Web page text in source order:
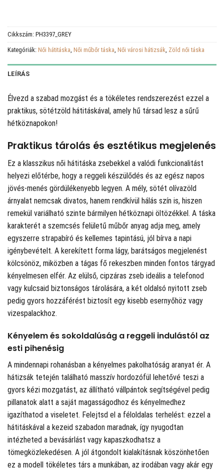
Cikkszám: PH3397_GREY
Kategóriák: Női hátitáska, Női műbőr táska, Női városi hátizsák, Zöld női táska
LEÍRÁS
Élvezd a szabad mozgást és a tökéletes rendszerezést ezzel a
praktikus, sötétzöld hátitáskával, amely hű társad lesz a sűrű
hétköznapokon!
Praktikus tárolás és esztétikus megjelenés
Ez a klasszikus női hátitáska zsebekkel a valódi funkcionalitást
helyezi előtérbe, hogy a reggeli készülődés és az egész napos
jövés-menés gördülékenyebb legyen. A mély, sötét olívazöld
árnyalat nemcsak divatos, hanem rendkívül hálás szín is, hiszen
remekül variálható szinte bármilyen hétköznapi öltözékkel. A táska
karakterét a szemcsés felületű műbőr anyag adja meg, amely
egyszerre strapabíró és kellemes tapintású, jól bírva a napi
igénybevételt. A kerekített forma lágy, barátságos megjelenést
kölcsönöz, miközben a tágas fő rekeszben minden fontos tárgyad
kényelmesen elfér. Az elülső, cipzáras zseb ideális a telefonod
vagy kulcsaid biztonságos tárolására, a két oldalsó nyitott zseb
pedig gyors hozzáférést biztosít egy kisebb esernyőhöz vagy
vizespalackhoz.
Kényelem és sokoldalúság a reggeli indulástól az
esti pihenésig
A mindennapi rohanásban a kényelmes pakolhatóság aranyat ér. A
hátizsák tetején található masszív hordozófül lehetővé teszi a
gyors kézi mozgatást, az állítható vállpántok segítségével pedig
pillanatok alatt a saját magasságodhoz és kényelmedhez
igazíthatod a viseletet. Felejtsd el a féloldalas terhelést: ezzel a
hátitáskával a kezeid szabadon maradnak, így nyugodtan
intézheted a bevásárlást vagy kapaszkodhatsz a
tömegközlekedésen. A jól átgondolt kialakításnak köszönhetően
ez a modell tökéletes társ a munkában, az irodában vagy akár egy